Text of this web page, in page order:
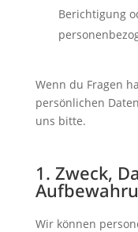
Berichtigung
Wenn du Fragen
persönlichen
uns bitte.
1. Zweck,
Wir können